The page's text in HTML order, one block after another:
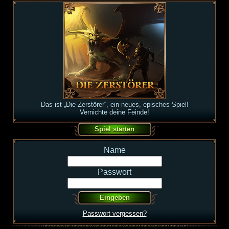
Das ist „Die Zerstörer“, ein neues, episches Spiel!
Vernichte deine Feinde!
Name
Passwort
Passwort vergessen?